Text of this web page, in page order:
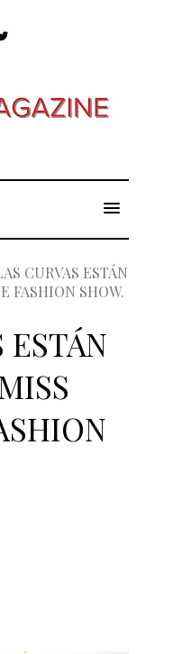
CURVAS ESTÁN
FASHION SHOW.
ESTÁN